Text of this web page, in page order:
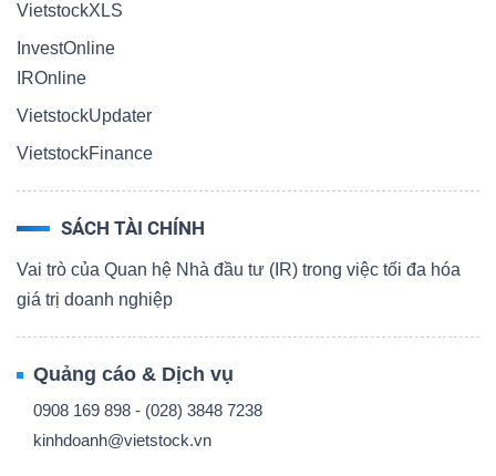
VietstockXLS
InvestOnline
IROnline
VietstockUpdater
VietstockFinance
SÁCH TÀI CHÍNH
Vai trò của Quan hệ Nhà đầu tư (IR) trong việc tối đa hóa
giá trị doanh nghiệp
Quảng cáo & Dịch vụ
0908 169 898 - (028) 3848 7238
kinhdoanh@vietstock.vn